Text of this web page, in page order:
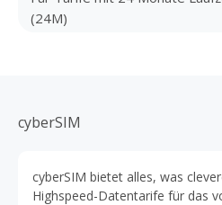
(24M)
cyberSIM
cyberSIM bietet alles, was
Highspeed-Datentarife für das